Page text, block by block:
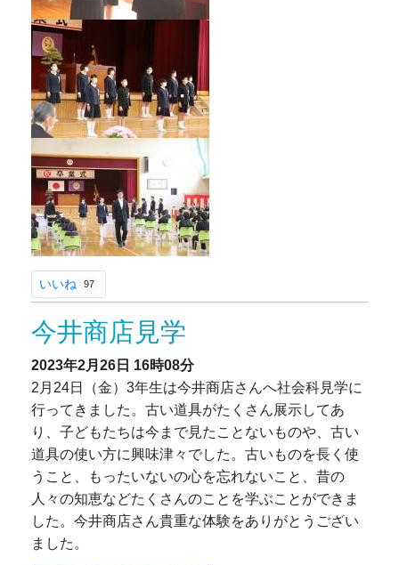
いいね 97
今井商店見学
2023年2月26日 16時08分
2月24日（金）3年生は今井商店さんへ社会科見学に
行ってきました。古い道具がたくさん展示してあ
り、子どもたちは今まで見たことないものや、古い
道具の使い方に興味津々でした。古いものを長く使
うこと、もったいないの心を忘れないこと、昔の
人々の知恵などたくさんのことを学ぶことができま
した。今井商店さん貴重な体験をありがとうござい
ました。